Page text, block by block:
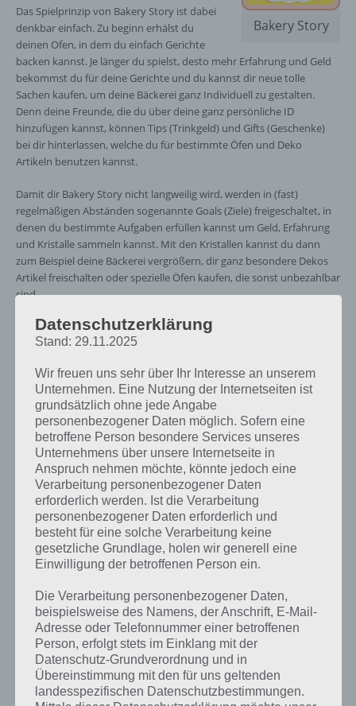
Bakery Story
Das Spielprinzip von Bakery Story ist dabei
denkbar einfach. Zu beginn erhälst du
deinen Ofen, in dem du einfach Gerichte
backen kannst. Je länger du spielst, desto mehr Erfahrung und Geld
bekommst du für deine Gerichte und du kannst dir neue tolle
Sachen kaufen, um deine Bäckerei ganz Individuell zu gestalten.
Denn deine Freunde, die du über deine ganz persönliche ID
hinzufügen kannst, können Tips (Trinkgeld) und Gifts (Geschenke)
bei dir hinterlassen, welche du für bestimmte Öfen und Deko
Artikeln benutzen kannst.
Damit dir Bakery Story nicht langweilig wird, werden in (fast)
regelmäßigen Abständen sogenannte Goals (Ziele) freigeschaltet, in
denen du bestimmte Aufgaben erfüllen kannst um Geld, Erfahrung
und Kristalle sammeln kannst. Mit den Kristallen kannst du dann
zum Beispiel deine Bäckerei vergrößern, dir ganz besondere Dekos
Artikel freischalten oder spezielle Öfen kaufen, die sonst unbezahlbar
sind.
Datenschutzerklärung
Stand: 29.11.2025
Wir freuen uns sehr über Ihr Interesse an unserem
Unternehmen. Eine Nutzung der Internetseiten ist
grundsätzlich ohne jede Angabe
personenbezogener Daten möglich. Sofern eine
betroffene Person besondere Services unseres
Unternehmens über unsere Internetseite in
Anspruch nehmen möchte, könnte jedoch eine
Verarbeitung personenbezogener Daten
erforderlich werden. Ist die Verarbeitung
personenbezogener Daten erforderlich und
besteht für eine solche Verarbeitung keine
gesetzliche Grundlage, holen wir generell eine
Einwilligung der betroffenen Person ein.
Die Verarbeitung personenbezogener Daten,
beispielsweise des Namens, der Anschrift, E-Mail-
Adresse oder Telefonnummer einer betroffenen
Person, erfolgt stets im Einklang mit der
Datenschutz-Grundverordnung und in
Übereinstimmung mit den für uns geltenden
landesspezifischen Datenschutzbestimmungen.